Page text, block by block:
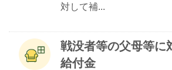
対して補...
戦没者等の父母等に
給付金